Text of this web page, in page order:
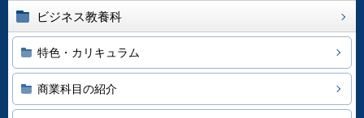
ビジネス教養科
特色・カリキュラム
商業科目の紹介